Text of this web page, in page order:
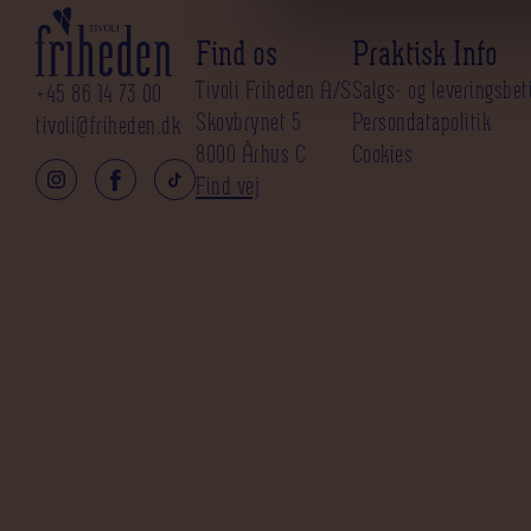
+45 86 14 73 00
tivoli@friheden.dk
Find os
Tivoli Friheden A/S
Skovbrynet 5
8000 Århus C
Find vej
Praktisk Info
Salgs- og
Persondatapolitik
Cookies